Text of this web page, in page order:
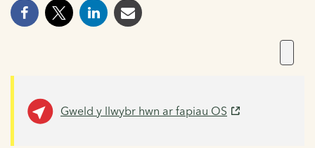
Gweld y llwybr hwn ar fapiau OS